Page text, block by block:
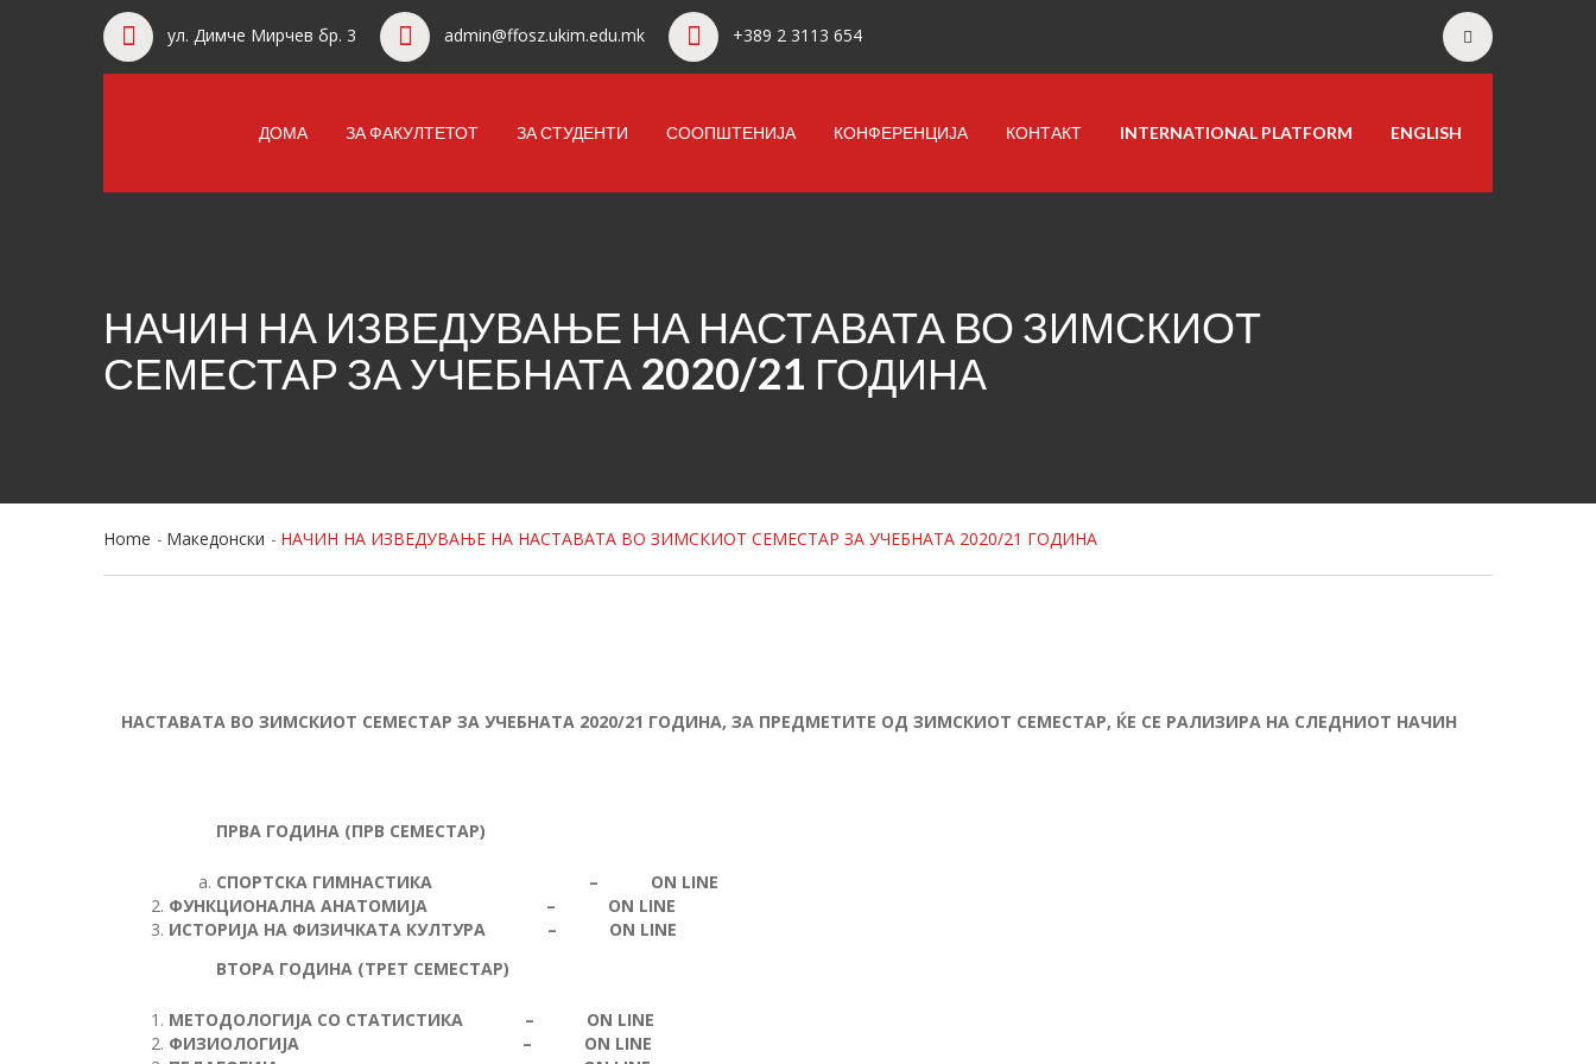
ул. Димче Мирчев бр. 3 admin@ffosz.ukim.edu.mk +389 2 3113 654
ДОМА ЗА ФАКУЛТЕТОТ ЗА СТУДЕНТИ СООПШТЕНИЈА КОНФЕРЕНЦИЈА КОНТАКТ INTERNATIONAL PLATFORM ENGLISH
НАЧИН НА ИЗВЕДУВАЊЕ НА НАСТАВАТА ВО ЗИМСКИОТ
СЕМЕСТАР ЗА УЧЕБНАТА 2020/21 ГОДИНА
Home Македонски НАЧИН НА ИЗВЕДУВАЊЕ НА НАСТАВАТА ВО ЗИМСКИОТ СЕМЕСТАР ЗА УЧЕБНАТА 2020/21 ГОДИНА
НАСТАВАТА ВО ЗИМСКИОТ СЕМЕСТАР ЗА УЧЕБНАТА 2020/21 ГОДИНА, ЗА ПРЕДМЕТИТЕ ОД ЗИМСКИОТ СЕМЕСТАР, ЌЕ СЕ РАЛИЗИРА НА СЛЕДНИОТ НАЧИН
ПРВА ГОДИНА (ПРВ СЕМЕСТАР)
СПОРТСКА ГИМНАСТИКА – ON LINE
ФУНКЦИОНАЛНА АНАТОМИЈА – ON LINE
ИСТОРИЈА НА ФИЗИЧКАТА КУЛТУРА – ON LINE
ВТОРА ГОДИНА (ТРЕТ СЕМЕСТАР)
МЕТОДОЛОГИЈА СО СТАТИСТИКА – ON LINE
ФИЗИОЛОГИЈА – ON LINE